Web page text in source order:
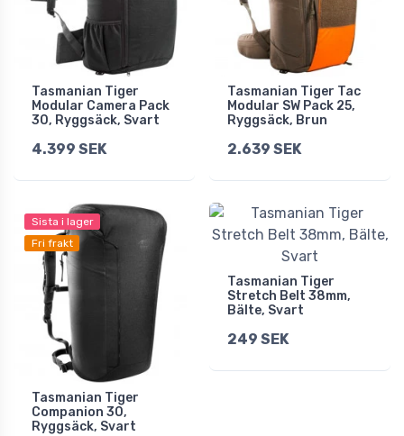
Tasmanian Tiger
Modular Camera Pack
30, Ryggsäck, Svart
4.399 SEK
Tasmanian Tiger Tac
Modular SW Pack 25,
Ryggsäck, Brun
2.639 SEK
Sista i lager
Fri frakt
Tasmanian Tiger
Companion 30,
Ryggsäck, Svart
Tasmanian Tiger
Stretch Belt 38mm,
Bälte, Svart
249 SEK